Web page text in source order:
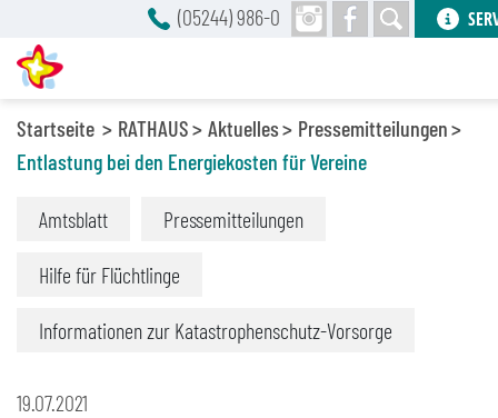
Startseite RATHAUS Aktuelles
Pressemitteilungen
Entlastung bei den Energiekosten für Vereine
Amtsblatt Pressemitteilungen
Hilfe für Flüchtlinge
Informationen zur Katastrophenschutz-Vorsorge
19.07.2021
(05244) 986-0